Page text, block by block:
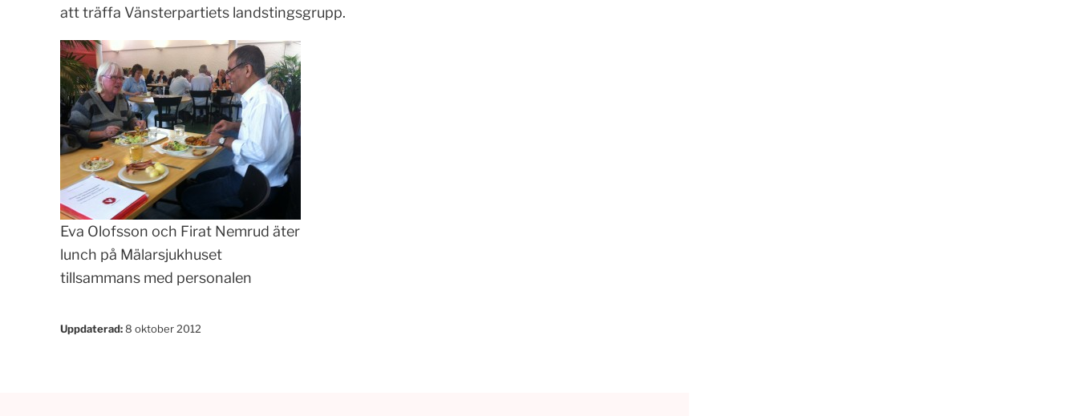
att träffa Vänsterpartiets landstingsgrupp.
Eva Olofsson och Firat Nemrud äter
lunch på Mälarsjukhuset
tillsammans med personalen
Uppdaterad:8 oktober 2012